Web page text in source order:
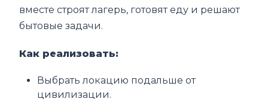
вместе строят лагерь, готовят еду и решают
бытовые задачи.
Как реализовать:
Выбрать локацию подальше от
цивилизации.